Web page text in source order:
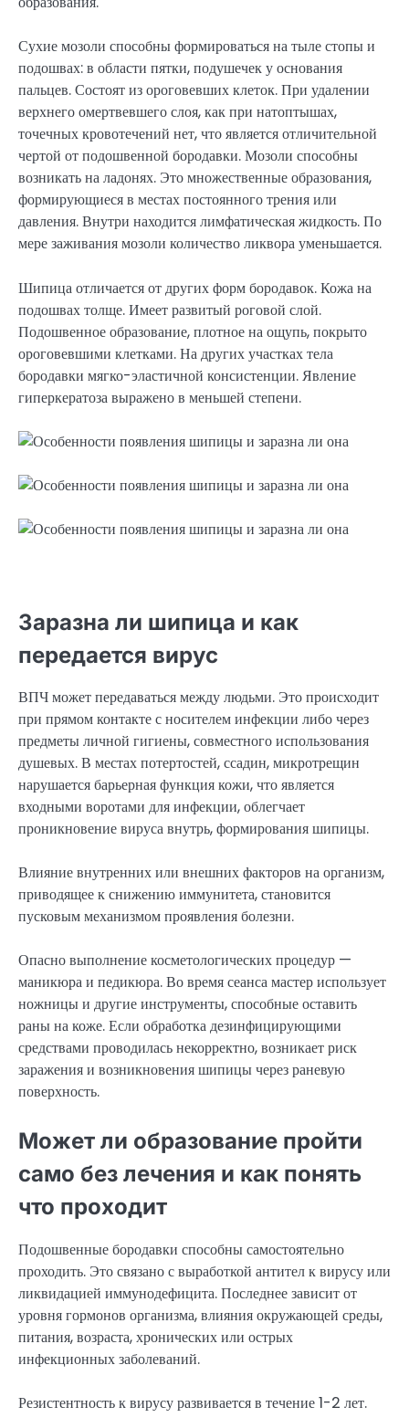
Сухие мозоли способны формироваться на тыле стопы и
подошвах: в области пятки, подушечек у основания
пальцев. Состоят из ороговевших клеток. При удалении
верхнего омертвевшего слоя, как при натоптышах,
точечных кровотечений нет, что является отличительной
чертой от подошвенной бородавки. Мозоли способны
возникать на ладонях. Это множественные образования,
формирующиеся в местах постоянного трения или
давления. Внутри находится лимфатическая жидкость. По
мере заживания мозоли количество ликвора уменьшается.
Шипица отличается от других форм бородавок. Кожа на
подошвах толще. Имеет развитый роговой слой.
Подошвенное образование, плотное на ощупь, покрыто
ороговевшими клетками. На других участках тела
бородавки мягко-эластичной консистенции. Явление
гиперкератоза выражено в меньшей степени.
Заразна ли шипица и как
передается вирус
ВПЧ может передаваться между людьми. Это происходит
при прямом контакте с носителем инфекции либо через
предметы личной гигиены, совместного использования
душевых. В местах потертостей, ссадин, микротрещин
нарушается барьерная функция кожи, что является
входными воротами для инфекции, облегчает
проникновение вируса внутрь, формирования шипицы.
Влияние внутренних или внешних факторов на организм,
приводящее к снижению иммунитета, становится
пусковым механизмом проявления болезни.
Опасно выполнение косметологических процедур —
маникюра и педикюра. Во время сеанса мастер использует
ножницы и другие инструменты, способные оставить
раны на коже. Если обработка дезинфицирующими
средствами проводилась некорректно, возникает риск
заражения и возникновения шипицы через раневую
поверхность.
Может ли образование пройти
само без лечения и как понять
что проходит
Подошвенные бородавки способны самостоятельно
проходить. Это связано с выработкой антител к вирусу или
ликвидацией иммунодефицита. Последнее зависит от
уровня гормонов организма, влияния окружающей среды,
питания, возраста, хронических или острых
инфекционных заболеваний.
Резистентность к вирусу развивается в течение 1-2 лет.